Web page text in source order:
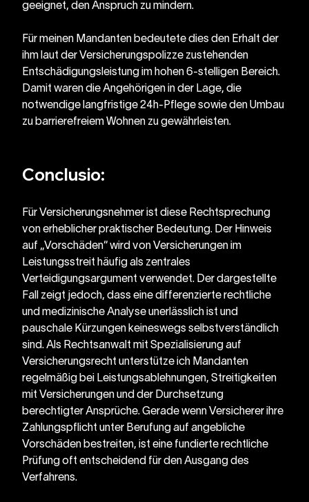
geeignet, den Anspruch zu mindern.
Für meinen Mandanten bedeutete dies den Erhalt der
ihm laut der Versicherungspolizze zustehenden
Entschädigungsleistung im hohen 6-stelligen Bereich.
Damit waren die Angehörigen in der Lage, die
notwendige langfristige 24h-Pflege sowie den Umbau
zu barrierefreiem Wohnen zu gewährleisten.
Conclusio:
Für Versicherungsnehmer ist diese Rechtsprechung
von erheblicher praktischer Bedeutung. Der Hinweis
auf „Vorschäden“ wird von Versicherungen im
Leistungsstreit häufig als zentrales
Verteidigungsargument verwendet. Der dargestellte
Fall zeigt jedoch, dass eine differenzierte rechtliche
und medizinische Analyse unerlässlich ist und
pauschale Kürzungen keineswegs selbstverständlich
sind. Als Rechtsanwalt mit Spezialisierung auf
Versicherungsrecht unterstütze ich Mandanten
regelmäßig bei Leistungsablehnungen, Streitigkeiten
mit Versicherungen und der Durchsetzung
berechtigter Ansprüche. Gerade wenn Versicherer ihre
Zahlungspflicht unter Berufung auf angebliche
Vorschäden bestreiten, ist eine fundierte rechtliche
Prüfung oft entscheidend für den Ausgang des
Verfahrens.